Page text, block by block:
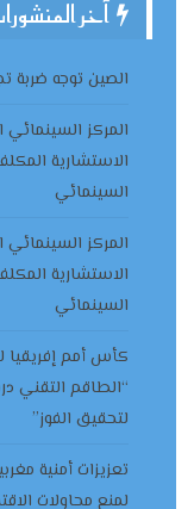
آخر
الصين توجه ضربة
المركز السينمائي
الاستشارية
السينمائي
المركز السينمائي
الاستشارية
السينمائي
“الطاقم التقني
لتحقيق الفوز”
تعزيزات أمنية
لمنع محاولات